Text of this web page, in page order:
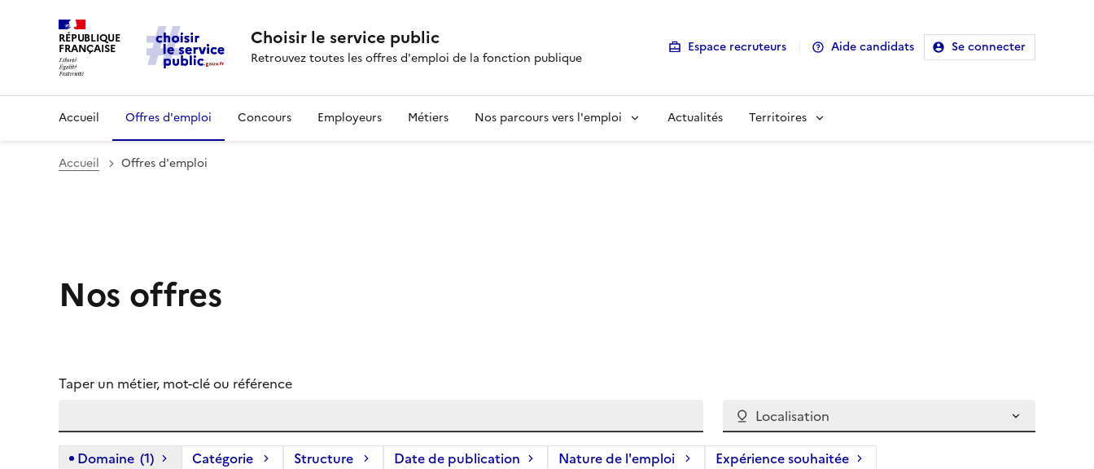
RÉPUBLIQUE
FRANÇAISE Choisir le service public
Retrouvez toutes les offres d'emploi de la fonction publique
Espace recruteurs Aide candidats Se connecter
Accueil Offres d'emploi Concours Employeurs Métiers Nos parcours vers l'emploi Actualités Territoires
Accueil Offres d'emploi
Nos offres
Taper un métier, mot-clé ou référence
Localisation
Domaine (1) (1 filtre actif) :
Catégorie Structure Date de publication Nature de l'emploi
Expérience souhaitée